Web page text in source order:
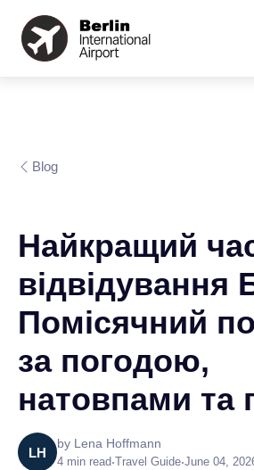
Blog
Найкращий
відвідування
Помісячний
за погодою,
натовпами та
LH
by Lena Hoffmann
4 min read•Travel Guide•June 04,